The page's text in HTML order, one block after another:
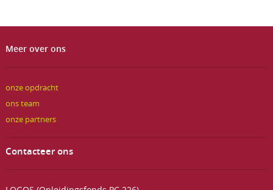
Meer over ons
onze opdracht
ons team
onze partners
Contacteer ons